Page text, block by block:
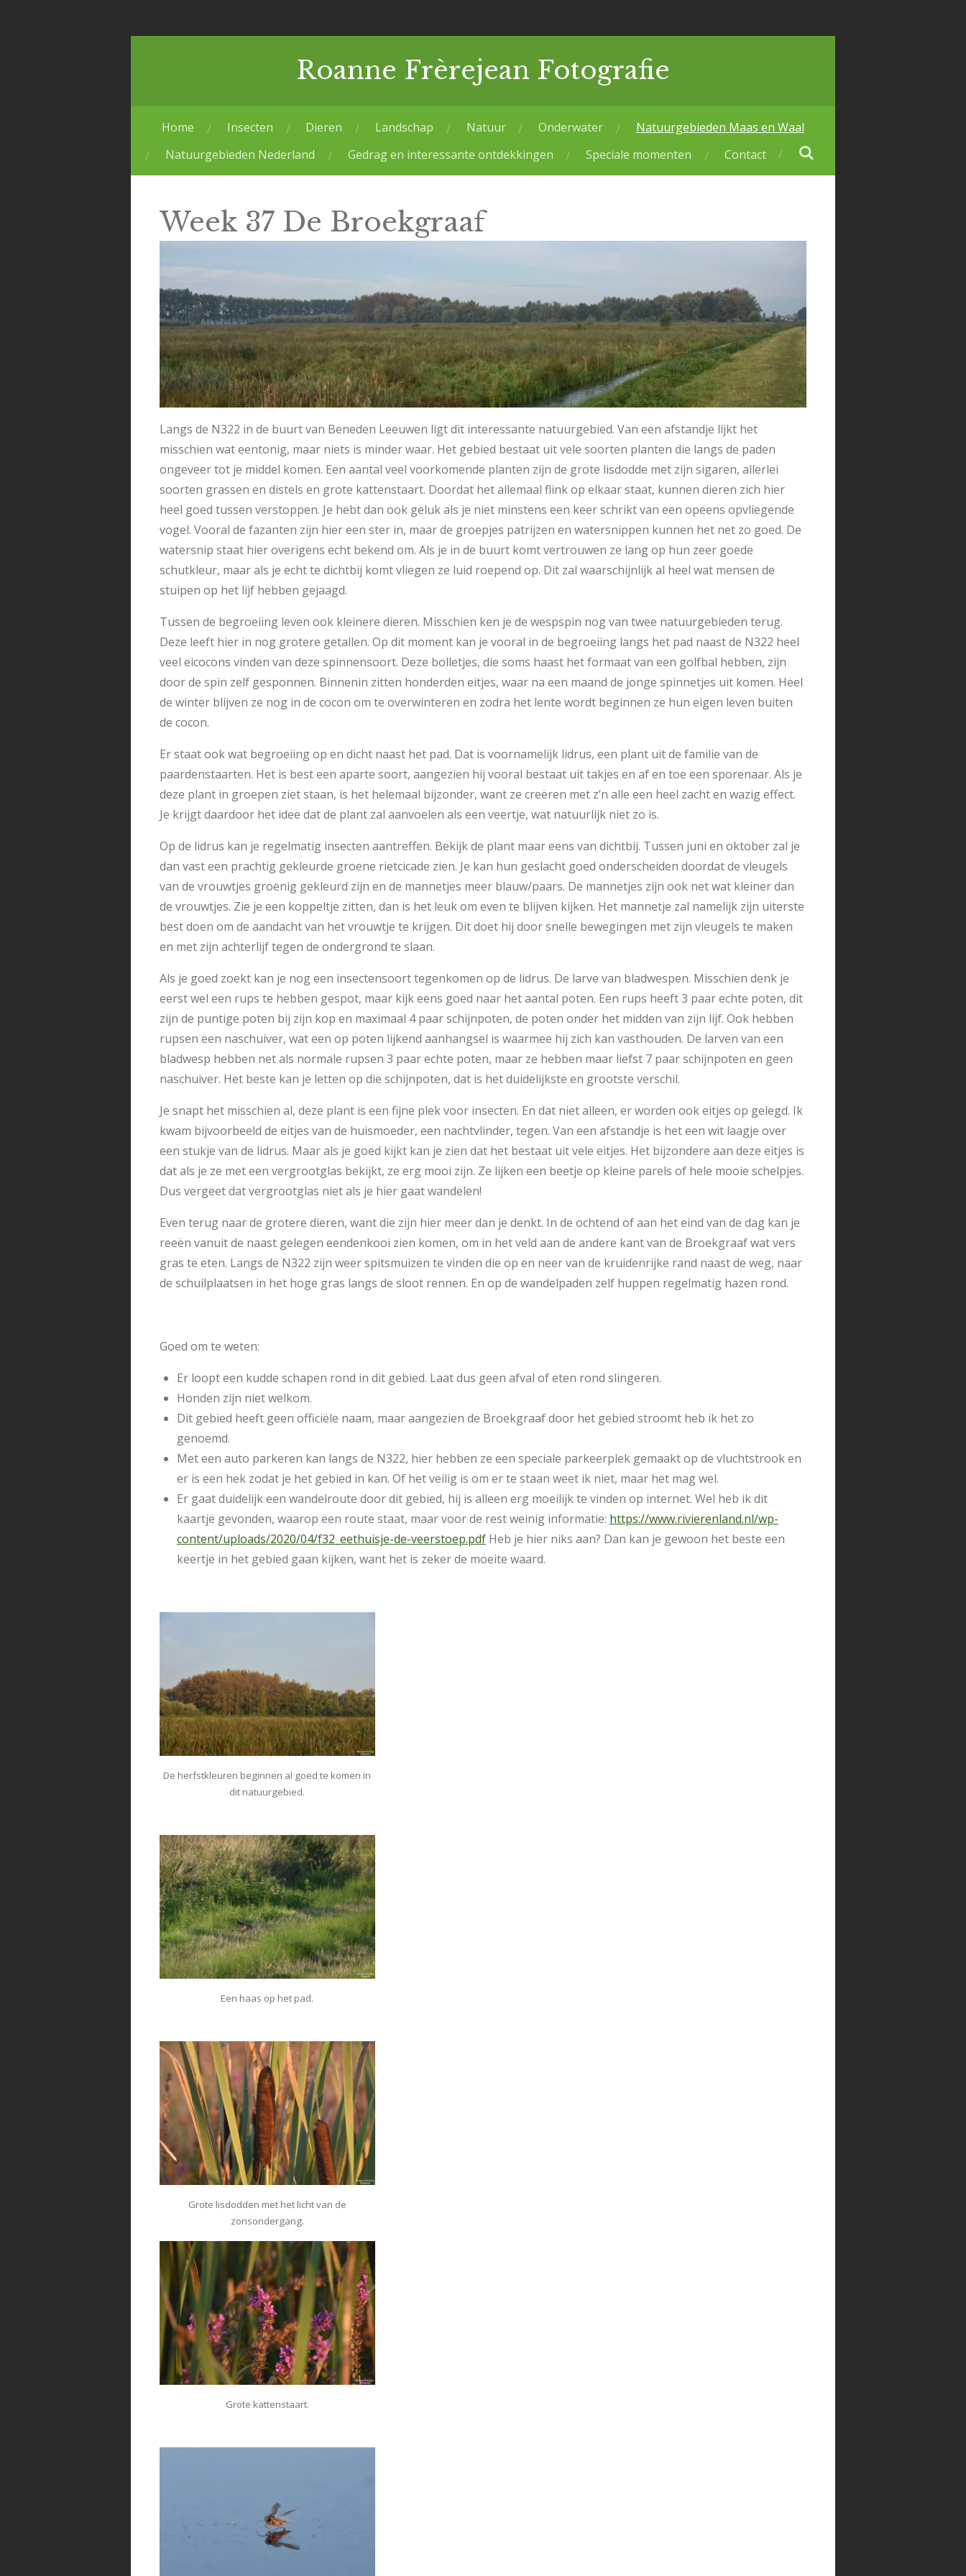
Roanne Frèrejean Fotografie
Home Insecten Dieren Landschap Natuur Onderwater
Natuurgebieden Maas en Waal
Natuurgebieden Nederland
Gedrag en interessante ontdekkingen Speciale momenten Contact
Week 37 De Broekgraaf
Langs de N322 in de buurt van Beneden Leeuwen ligt dit interessante natuurgebied. Van een afstandje lijkt het
misschien wat eentonig, maar niets is minder waar. Het gebied bestaat uit vele soorten planten die langs de paden
ongeveer tot je middel komen. Een aantal veel voorkomende planten zijn de grote lisdodde met zijn sigaren, allerlei
soorten grassen en distels en grote kattenstaart. Doordat het allemaal flink op elkaar staat, kunnen dieren zich hier
heel goed tussen verstoppen. Je hebt dan ook geluk als je niet minstens een keer schrikt van een opeens opvliegende
vogel. Vooral de fazanten zijn hier een ster in, maar de groepjes patrijzen en watersnippen kunnen het net zo goed. De
watersnip staat hier overigens echt bekend om. Als je in de buurt komt vertrouwen ze lang op hun zeer goede
schutkleur, maar als je echt te dichtbij komt vliegen ze luid roepend op. Dit zal waarschijnlijk al heel wat mensen de
stuipen op het lijf hebben gejaagd.
Tussen de begroeiing leven ook kleinere dieren. Misschien ken je de wespspin nog van twee natuurgebieden terug.
Deze leeft hier in nog grotere getallen. Op dit moment kan je vooral in de begroeiing langs het pad naast de N322 heel
veel eicocons vinden van deze spinnensoort. Deze bolletjes, die soms haast het formaat van een golfbal hebben, zijn
door de spin zelf gesponnen. Binnenin zitten honderden eitjes, waar na een maand de jonge spinnetjes uit komen. Heel
de winter blijven ze nog in de cocon om te overwinteren en zodra het lente wordt beginnen ze hun eigen leven buiten
de cocon.
Er staat ook wat begroeiing op en dicht naast het pad. Dat is voornamelijk lidrus, een plant uit de familie van de
paardenstaarten. Het is best een aparte soort, aangezien hij vooral bestaat uit takjes en af en toe een sporenaar. Als je
deze plant in groepen ziet staan, is het helemaal bijzonder, want ze creëren met z’n alle een heel zacht en wazig effect.
Je krijgt daardoor het idee dat de plant zal aanvoelen als een veertje, wat natuurlijk niet zo is.
Op de lidrus kan je regelmatig insecten aantreffen. Bekijk de plant maar eens van dichtbij. Tussen juni en oktober zal je
dan vast een prachtig gekleurde groene rietcicade zien. Je kan hun geslacht goed onderscheiden doordat de vleugels
van de vrouwtjes groenig gekleurd zijn en de mannetjes meer blauw/paars. De mannetjes zijn ook net wat kleiner dan
de vrouwtjes. Zie je een koppeltje zitten, dan is het leuk om even te blijven kijken. Het mannetje zal namelijk zijn uiterste
best doen om de aandacht van het vrouwtje te krijgen. Dit doet hij door snelle bewegingen met zijn vleugels te maken
en met zijn achterlijf tegen de ondergrond te slaan.
Als je goed zoekt kan je nog een insectensoort tegenkomen op de lidrus. De larve van bladwespen. Misschien denk je
eerst wel een rups te hebben gespot, maar kijk eens goed naar het aantal poten. Een rups heeft 3 paar echte poten, dit
zijn de puntige poten bij zijn kop en maximaal 4 paar schijnpoten, de poten onder het midden van zijn lijf. Ook hebben
rupsen een naschuiver, wat een op poten lijkend aanhangsel is waarmee hij zich kan vasthouden. De larven van een
bladwesp hebben net als normale rupsen 3 paar echte poten, maar ze hebben maar liefst 7 paar schijnpoten en geen
naschuiver. Het beste kan je letten op die schijnpoten, dat is het duidelijkste en grootste verschil.
Je snapt het misschien al, deze plant is een fijne plek voor insecten. En dat niet alleen, er worden ook eitjes op gelegd. Ik
kwam bijvoorbeeld de eitjes van de huismoeder, een nachtvlinder, tegen. Van een afstandje is het een wit laagje over
een stukje van de lidrus. Maar als je goed kijkt kan je zien dat het bestaat uit vele eitjes. Het bijzondere aan deze eitjes is
dat als je ze met een vergrootglas bekijkt, ze erg mooi zijn. Ze lijken een beetje op kleine parels of hele mooie schelpjes.
Dus vergeet dat vergrootglas niet als je hier gaat wandelen!
Even terug naar de grotere dieren, want die zijn hier meer dan je denkt. In de ochtend of aan het eind van de dag kan je
reeën vanuit de naast gelegen eendenkooi zien komen, om in het veld aan de andere kant van de Broekgraaf wat vers
gras te eten. Langs de N322 zijn weer spitsmuizen te vinden die op en neer van de kruidenrijke rand naast de weg, naar
de schuilplaatsen in het hoge gras langs de sloot rennen. En op de wandelpaden zelf huppen regelmatig hazen rond.
Goed om te weten:
Er loopt een kudde schapen rond in dit gebied. Laat dus geen afval of eten rond slingeren.
Honden zijn niet welkom.
Dit gebied heeft geen officiële naam, maar aangezien de Broekgraaf door het gebied stroomt heb ik het zo
genoemd.
Met een auto parkeren kan langs de N322, hier hebben ze een speciale parkeerplek gemaakt op de vluchtstrook en
er is een hek zodat je het gebied in kan. Of het veilig is om er te staan weet ik niet, maar het mag wel.
Er gaat duidelijk een wandelroute door dit gebied, hij is alleen erg moeilijk te vinden op internet. Wel heb ik dit
kaartje gevonden, waarop een route staat, maar voor de rest weinig informatie: https://www.rivierenland.nl/wp-
content/uploads/2020/04/f32_eethuisje-de-veerstoep.pdf Heb je hier niks aan? Dan kan je gewoon het beste een
keertje in het gebied gaan kijken, want het is zeker de moeite waard.
De herfstkleuren beginnen al goed te komen in
dit natuurgebied.
Een haas op het pad.
Grote lisdodden met het licht van de
zonsondergang.
Grote kattenstaart.